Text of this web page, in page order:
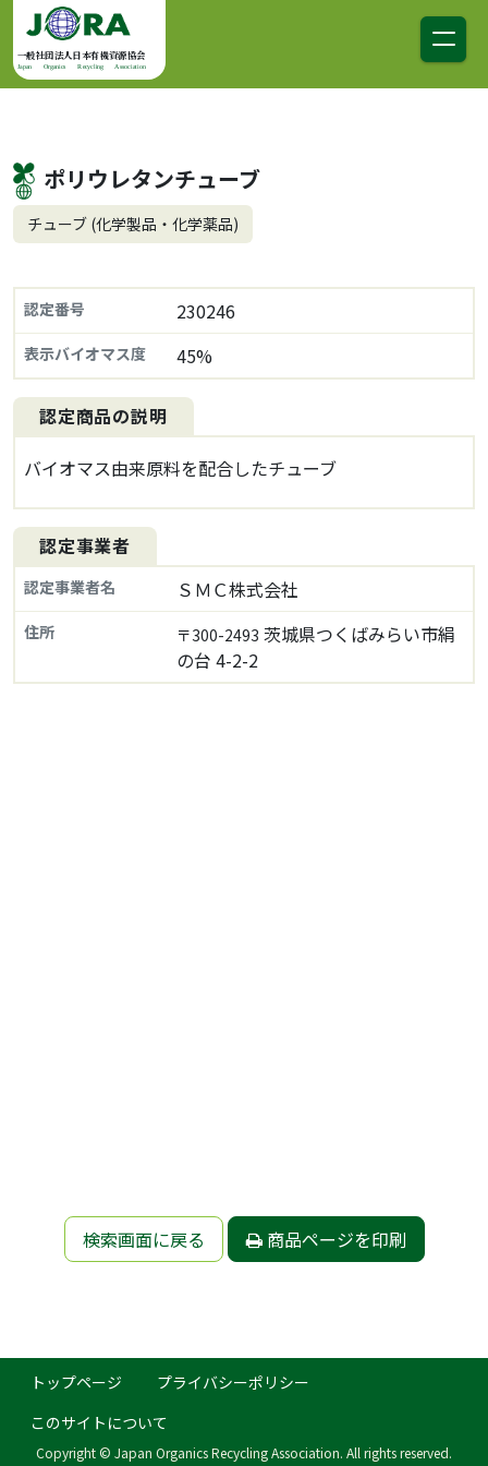
コンテンツへスキップ
メインナビゲーション
一般社団法人日本有機資源協会
Japan Organics Recycling Association
ポリウレタンチューブ
チューブ (化学製品・化学薬品)
認定番号 230246
表示バイオマス度 45%
認定商品の説明
バイオマス由来原料を配合したチューブ
認定事業者
認定事業者名 ＳＭＣ株式会社
住所 〒300-2493 茨城県つくばみらい市絹
の台 4-2-2
検索画面に戻る 商品ページを印刷
トップページ
プライバシーポリシー
このサイトについて
Copyright © Japan Organics Recycling Association. All rights reserved.